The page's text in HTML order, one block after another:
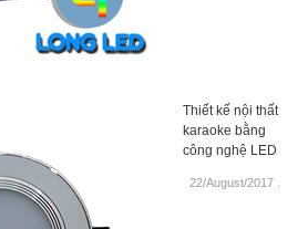
Thiết kế nội thất
karaoke bằng
công nghệ LED
22/August/2017 .